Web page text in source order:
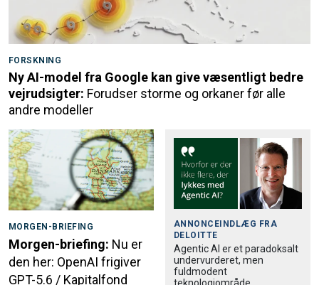
FORSKNING
Ny AI-model fra Google kan give væsentligt bedre
vejrudsigter: Forudser storme og orkaner før alle
andre modeller
MORGEN-BRIEFING
Morgen-briefing: Nu er
den her: OpenAI frigiver
GPT-5.6 / Kapitalfond
ANNONCEINDLÆG FRA
DELOITTE
Agentic AI er et paradoksalt
undervurderet, men
fuldmodent